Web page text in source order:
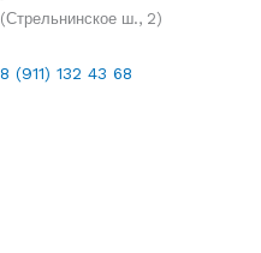
(Стрельнинское ш., 2)
8 (911) 132 43 68